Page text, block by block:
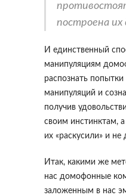
построена их
И единственный
манипуляциям
распознать
манипуляций и
получив
своим инстинктам,
их «раскусили» и
Итак, какими же
нас домофонные
заложенным в нас